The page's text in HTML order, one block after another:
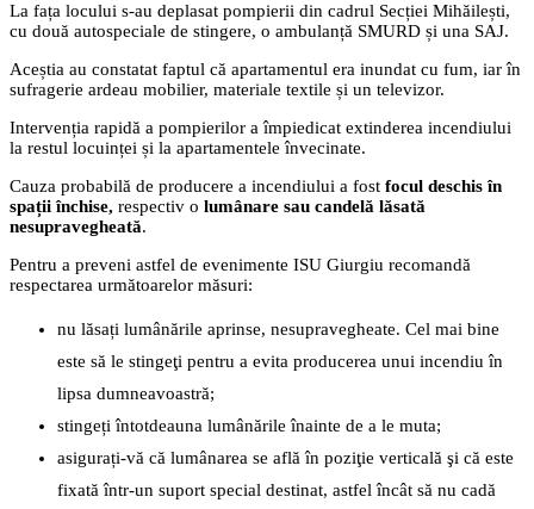
La fața locului s-au deplasat pompierii din cadrul Secției Mihăilești,
cu două autospeciale de stingere, o ambulanță SMURD și una SAJ.
Aceștia au constatat faptul că apartamentul era inundat cu fum, iar în
sufragerie ardeau mobilier, materiale textile și un televizor.
Intervenția rapidă a pompierilor a împiedicat extinderea incendiului
la restul locuinței și la apartamentele învecinate.
Cauza probabilă de producere a incendiului a fost focul deschis în
spații închise, respectiv o lumânare sau candelă lăsată
nesupravegheată.
Pentru a preveni astfel de evenimente ISU Giurgiu recomandă
respectarea următoarelor măsuri:
nu lăsați lumânările aprinse, nesupravegheate. Cel mai bine
este să le stingeţi pentru a evita producerea unui incendiu în
lipsa dumneavoastră;
stingeți întotdeauna lumânările înainte de a le muta;
asigurați-vă că lumânarea se află în poziţie verticală şi că este
fixată într-un suport special destinat, astfel încât să nu cadă